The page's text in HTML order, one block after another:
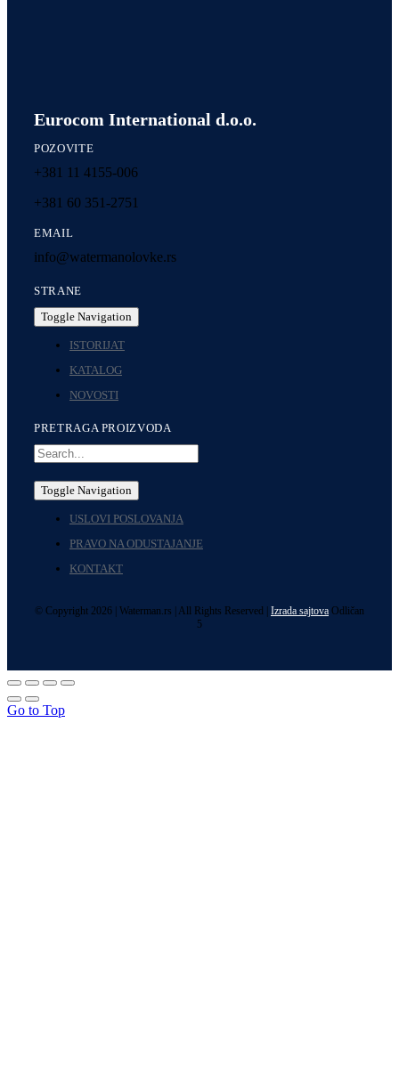
Eurocom International d.o.o.
POZOVITE
+381 11 4155-006
+381 60 351-2751
EMAIL
info@watermanolovke.rs
STRANE
Toggle Navigation
ISTORIJAT
KATALOG
NOVOSTI
PRETRAGA PROIZVODA
Toggle Navigation
USLOVI POSLOVANJA
PRAVO NA ODUSTAJANJE
KONTAKT
© Copyright 2026 | Waterman.rs | All Rights Reserved | Izrada sajtova Odličan
5
Go to Top